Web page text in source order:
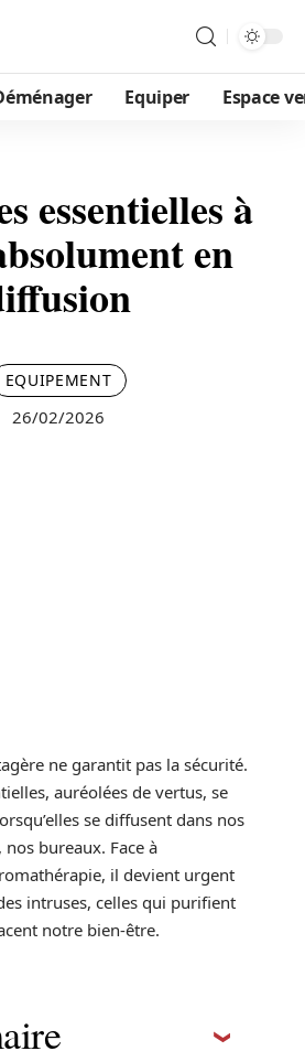
Equiper Espace
essentielles à
en
EQUIPEMENT
26/02/2026
ne garantit pas la sécurité.
auréolées de vertus, se
se diffusent dans nos
bureaux. Face à
il devient urgent
intruses, celles qui purifient
notre bien-être.